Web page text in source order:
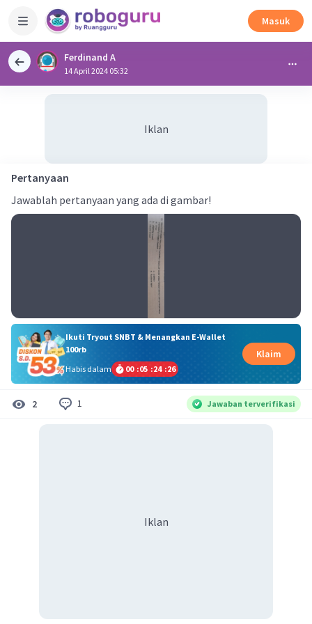
Masuk
Ferdinand A
14 April 2024 05:32
Iklan
Pertanyaan
Jawablah pertanyaan yang ada di gambar!
Ikuti Tryout SNBT & Menangkan E-Wallet
100rb
Habis dalam
00 :05 :24 :26
Klaim
2 1 Jawaban terverifikasi
Iklan